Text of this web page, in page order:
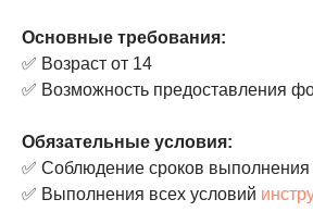
Основные требования:
✅ Возраст от 14
✅ Возможность предоставления
Обязательные условия:
✅ Соблюдение сроков выполнения
✅ Выполнения всех условий